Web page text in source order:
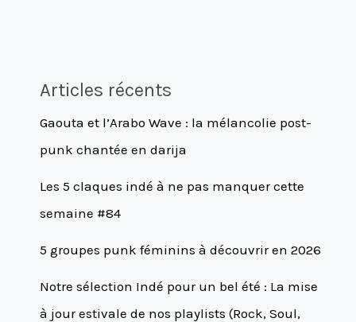
Articles récents
Gaouta et l’Arabo Wave : la mélancolie post-
punk chantée en darija
Les 5 claques indé à ne pas manquer cette
semaine #84
5 groupes punk féminins à découvrir en 2026
Notre sélection Indé pour un bel été : La mise
à jour estivale de nos playlists (Rock, Soul,